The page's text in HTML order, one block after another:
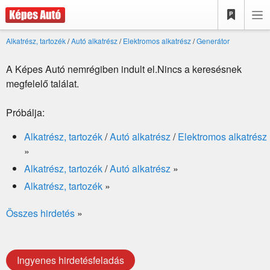
Alkatrész, tartozék/Autó alkatrész/Elektromos alkatrész/Generátor
A Képes Autó nemrégiben indult el.Nincs a keresésnek
megfelelő találat.
Próbálja:
Alkatrész, tartozék/Autó alkatrész/Elektromos alkatrész
»
Alkatrész, tartozék/Autó alkatrész »
Alkatrész, tartozék »
Összes hirdetés »
Ingyenes hirdetésfeladás